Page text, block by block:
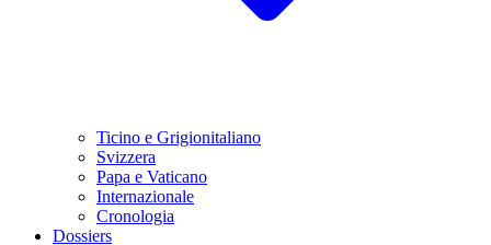
Ticino e Grigionitaliano
Svizzera
Papa e Vaticano
Internazionale
Cronologia
Dossiers